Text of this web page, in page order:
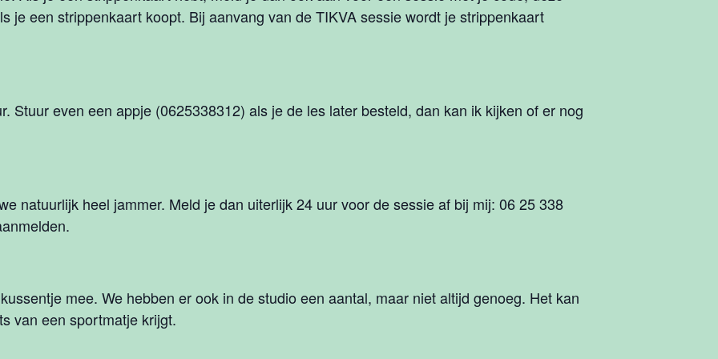
je een strippenkaart koopt. Bij aanvang van de TIKVA sessie wordt je strippenkaart
Stuur even een appje (0625338312) als je de les later besteld, dan kan ik kijken of er nog
natuurlijk heel jammer. Meld je dan uiterlijk 24 uur voor de sessie af bij mij: 06 25 338
mee. We hebben er ook in de studio een aantal, maar niet altijd genoeg. Het kan
van een sportmatje krijgt.